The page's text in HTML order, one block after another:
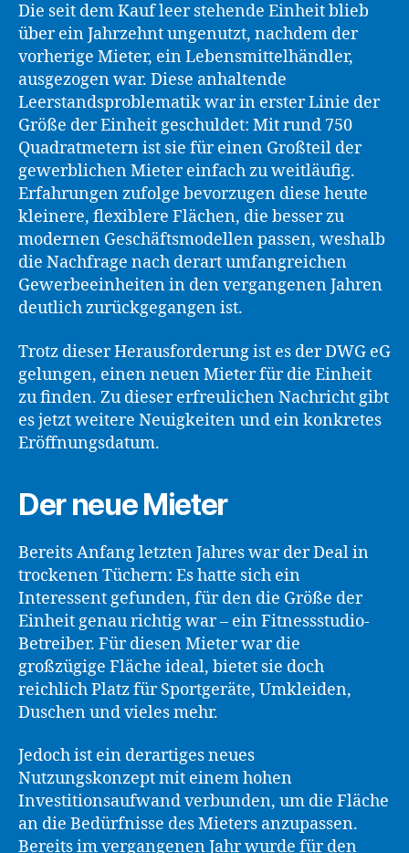
Die seit dem Kauf leer stehende Einheit blieb
über ein Jahrzehnt ungenutzt, nachdem der
vorherige Mieter, ein Lebensmittelhändler,
ausgezogen war. Diese anhaltende
Leerstandsproblematik war in erster Linie der
Größe der Einheit geschuldet: Mit rund 750
Quadratmetern ist sie für einen Großteil der
gewerblichen Mieter einfach zu weitläufig.
Erfahrungen zufolge bevorzugen diese heute
kleinere, flexiblere Flächen, die besser zu
modernen Geschäftsmodellen passen, weshalb
die Nachfrage nach derart umfangreichen
Gewerbeeinheiten in den vergangenen Jahren
deutlich zurückgegangen ist.
Trotz dieser Herausforderung ist es der DWG eG
gelungen, einen neuen Mieter für die Einheit
zu finden. Zu dieser erfreulichen Nachricht gibt
es jetzt weitere Neuigkeiten und ein konkretes
Eröffnungsdatum.
Der neue Mieter
Bereits Anfang letzten Jahres war der Deal in
trockenen Tüchern: Es hatte sich ein
Interessent gefunden, für den die Größe der
Einheit genau richtig war – ein Fitnessstudio-
Betreiber. Für diesen Mieter war die
großzügige Fläche ideal, bietet sie doch
reichlich Platz für Sportgeräte, Umkleiden,
Duschen und vieles mehr.
Jedoch ist ein derartiges neues
Nutzungskonzept mit einem hohen
Investitionsaufwand verbunden, um die Fläche
an die Bedürfnisse des Mieters anzupassen.
Bereits im vergangenen Jahr wurde für den